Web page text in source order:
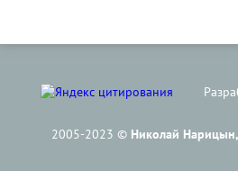
2005-2023 © Николай